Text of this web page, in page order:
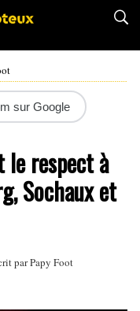
sur Google
le respect à
Sochaux et
parPapy Foot